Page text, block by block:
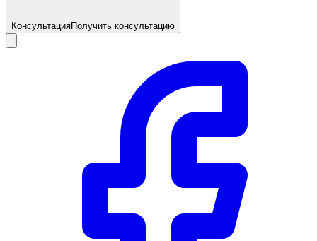
КонсультацияПолучить консультацию